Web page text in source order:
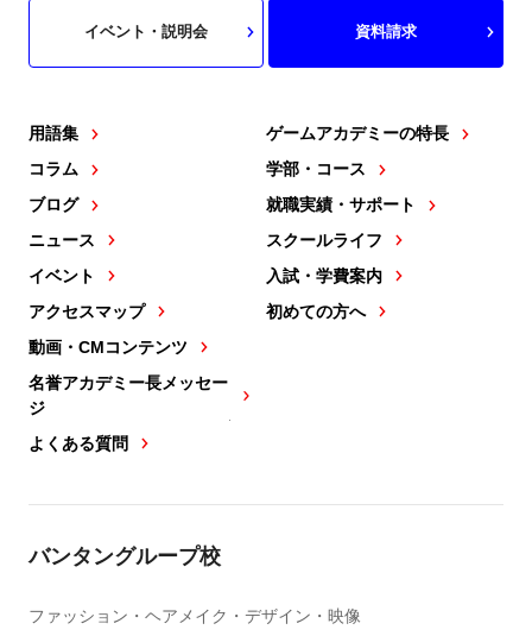
用語集
コラム
ブログ
ニュース
イベント
アクセスマップ
動画・CMコンテンツ
名誉アカデミー長メッセー
ジ
よくある質問
ゲームアカデミーの特長
学部・コース
就職実績・サポート
スクールライフ
入試・学費案内
初めての方へ
イベント・説明会 資料請求
バンタングループ校
ファッション・ヘアメイク・デザイン・映像